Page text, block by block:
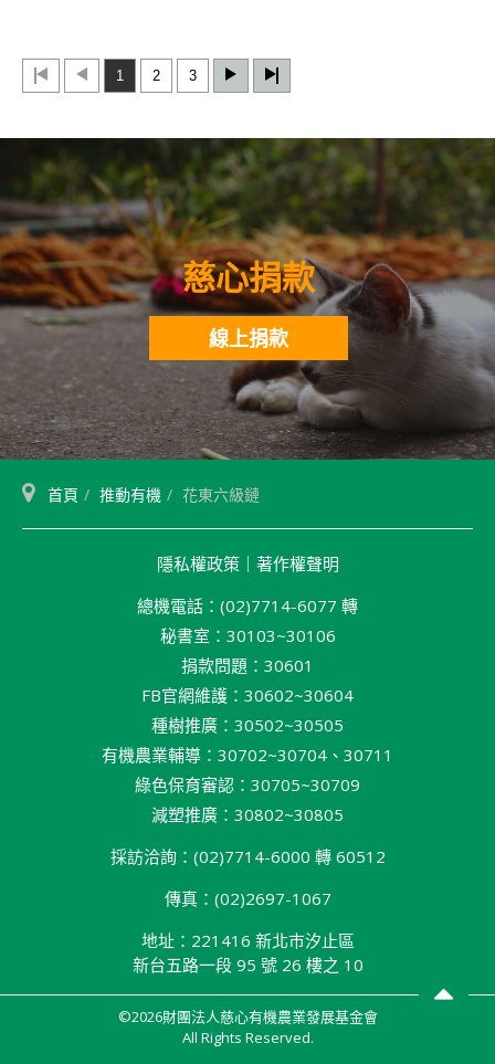
1 2 3
慈心捐款
線上捐款
首頁 推動有機 花東六級鏈
隱私權政策｜ 著作權聲明
總機電話：(02)7714-6077 轉
秘書室：30103~30106
捐款問題：30601
FB官網維護：30602~30604
種樹推廣：30502~30505
有機農業輔導：30702~30704、30711
綠色保育審認：30705~30709
減塑推廣：30802~30805
採訪洽詢：(02)7714-6000 轉 60512
傳真：(02)2697-1067
地址：221416 新北巿汐止區
新台五路一段 95 號 26 樓之 10
©2026財團法人慈心有機農業發展基金會
All Rights Reserved.